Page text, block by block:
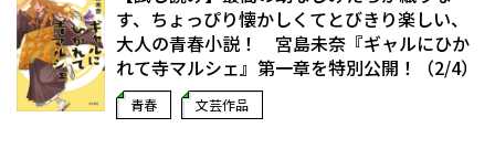
す、ちょっぴり懐かしくてとびきり楽しい、
大人の青春小説！ 宮島未奈『ギャルにひか
れて寺マルシェ』第一章を特別公開！（2/4）
青春 文芸作品